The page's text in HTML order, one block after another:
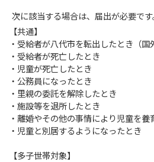
次に該当する場合は、届出が必要です
【共通】
・受給者が八代市を転出したとき（国
・受給者が死亡したとき
・児童が死亡したとき
・公務員になったとき
・里親の委託を解除したとき
・施設等を退所したとき
・離婚やその他の事情により児童を養
・児童と別居するようになったとき
【多子世帯対象】